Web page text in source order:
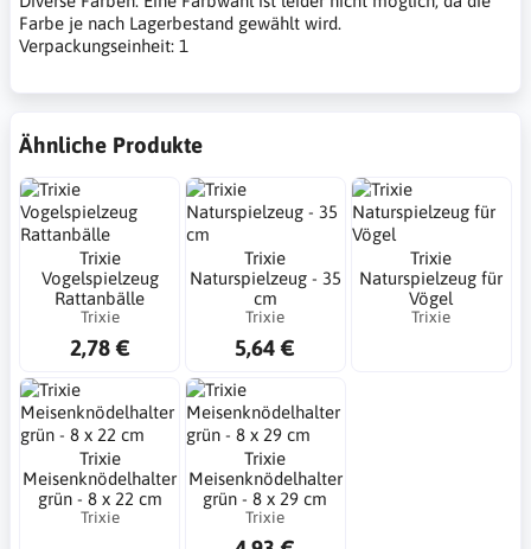
Farbe je nach Lagerbestand gewählt wird.
Verpackungseinheit: 1
Ähnliche Produkte
Trixie
Vogelspielzeug
Rattanbälle
Trixie
2,78 €
Trixie
Naturspielzeug - 35
cm
Trixie
5,64 €
Trixie
Naturspielzeug für
Vögel
Trixie
Trixie
Meisenknödelhalter
grün - 8 x 22 cm
Trixie
Trixie
Meisenknödelhalter
grün - 8 x 29 cm
Trixie